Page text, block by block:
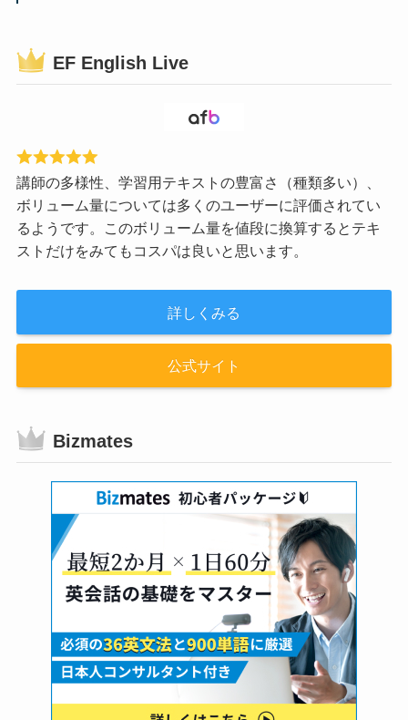
EF English Live
講師の多様性、学習用テキストの豊富さ（種類多い）、
ボリューム量については多くのユーザーに評価されてい
るようです。このボリューム量を値段に換算するとテキ
ストだけをみてもコスパは良いと思います。
詳しくみる
公式サイト
Bizmates